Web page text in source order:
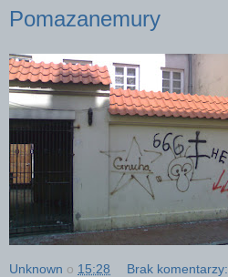
Pomazanemury
Unknown o 15:28 Brak komentarzy: